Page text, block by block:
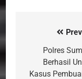
Navigasi
posPolres
Berhasil
Kasus